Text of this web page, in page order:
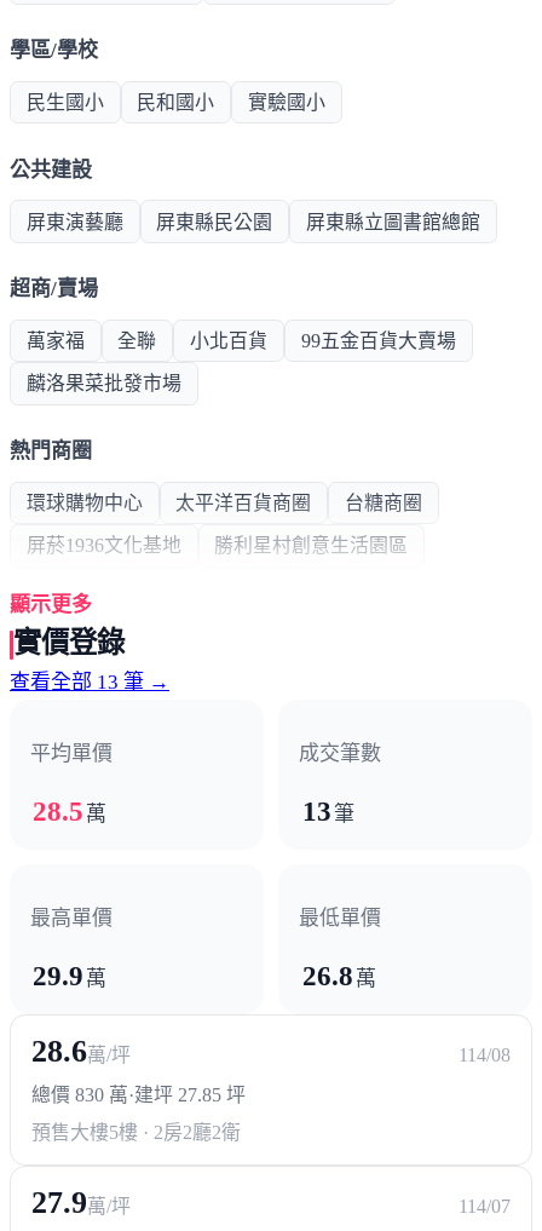
學區/學校
民生國小 民和國小 實驗國小
公共建設
屏東演藝廳 屏東縣民公園 屏東縣立圖書館總館
超商/賣場
萬家福 全聯 小北百貨 99五金百貨大賣場
麟洛果菜批發市場
熱門商圈
環球購物中心 太平洋百貨商圈 台糖商圈
屏菸1936文化基地 勝利星村創意生活園區
醫療機構
麥當勞 屏東大學
顯示更多
實價登錄
查看全部 13 筆 →
平均單價
28.5 萬
成交筆數
13筆
最高單價
29.9 萬
最低單價
26.8 萬
28.6萬/坪
114/08
總價 830 萬·建坪 27.85 坪
預售大樓5樓 · 2房2廳2衛
27.9萬/坪 114/07